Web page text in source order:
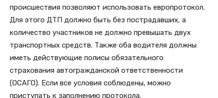
происшествия позволяют использовать европротокол.
Для этого ДТП должно быть без пострадавших, а
количество участников не должно превышать двух
транспортных средств. Также оба водителя должны
иметь действующие полисы обязательного
страхования автогражданской ответственности
(ОСАГО). Если все условия соблюдены, можно
приступать к заполнению протокола.